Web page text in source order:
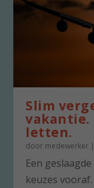
Slim
vakantie.
letten.
door medewerker |
Een
keuzes